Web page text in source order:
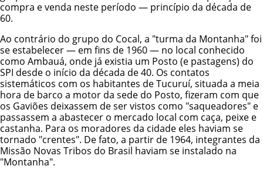
compra e venda neste período — princípio da década de
60.
Ao contrário do grupo do Cocal, a "turma da Montanha" foi
se estabelecer — em fins de 1960 — no local conhecido
como Ambauá, onde já existia um Posto (e pastagens) do
SPI desde o início da década de 40. Os contatos
sistemáticos com os habitantes de Tucuruí, situada a meia
hora de barco a motor da sede do Posto, fizeram com que
os Gaviões deixassem de ser vistos como "saqueadores" e
passassem a abastecer o mercado local com caça, peixe e
castanha. Para os moradores da cidade eles haviam se
tornado "crentes". De fato, a partir de 1964, integrantes da
Missão Novas Tribos do Brasil haviam se instalado na
"Montanha".